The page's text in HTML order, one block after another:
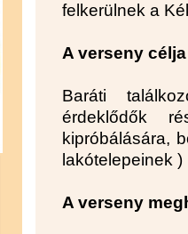
felkerülnek a
A verseny célja
Baráti
érdeklődők
kipróbálására,
lakótelepeinek
A verseny